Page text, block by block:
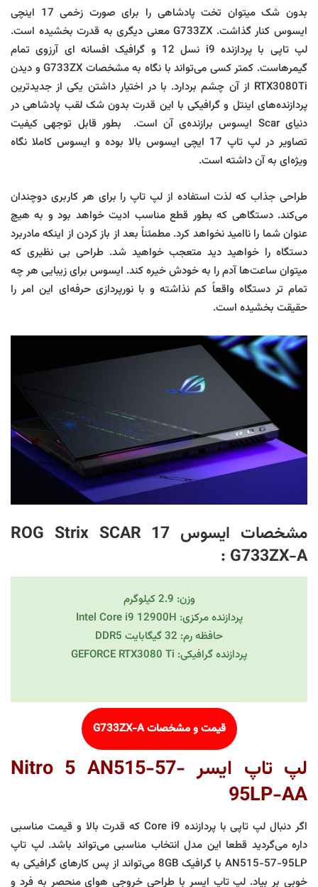
بدون شک میتوان تخت پادشاهی را برای صورت زخمی 17 اینچی
ایسوس کنار گذاشت. G733ZX معنی دیگری به قدرت بخشیده است.
لپ تاپی با پردازنده i9 نسل 12 و گرافیک افسانه ای آرزوی تمام
گیمرهاست. کمتر کسی می‌تواند با نگاه به مشخصات G733ZX و دیدن
RTX3080Ti از آن چشم بردارد. با در اختیار داشتن یکی از جدیدترین
پردازنده‌های اینتل و گرافیکی با این قدرت بدون شک لقب پادشاهی در
دنیای Scar ایسوس برازنده‌ی آن است. بطور قابل توجهی کیفیت
تصاویر در لپ تاپ 17 ایچی ایسوس بالا بوده و ایسوس کاملا نگاه
ویژه‌ای به آن داشته است.
طراحی جذاب که لذت استفاده از لپ تاپ را برای هر کاربری دوچندان
می‌کند. دستگاهی که بطور قطع مناسب ادیت خواهد بود و به هیچ
عنوان شما را ناامید نخواهد کرد. مطمئناً بعد از باز کردن از اینکه مادربرد
دستگاه را خواهید دید متعجب خواهید شد. طراحی بی نظیری که
میتوان ساعت‌ها آدم را به خودش خیره کند. ایسوس برای زیبایی هر چه
تمام تر دستگاه واقعاً کم نذاشته و با نورپردازی حرفه‌ای این امر را
حقیقت بخشیده است.
مشخصات ایسوس ROG Strix SCAR 17
G733ZX-A
:
وزن: 2.9 کیلوگرم
پردازنده مرکزی: Intel Core i9 12900H
حافظه رم: 32 گیگابایت DDR5
پردازنده گرافیکی: GEFORCE RTX3080 Ti
قیمت و مشخصات G733ZX-A
لپ تاپ ایسر Nitro 5 AN515-57-
95LP-AA
اگر دنبال لپ تاپی با پردازنده Core i9 که قدرت بالا و قیمت مناسبی
داره می‌گردید قطعا این مدل انتخاب مناسبی می‌تواند باشد. لپ تاپ
AN515-57-95LP با گرافیک 8GB می‌تواند از پس کارهای گرافیکی به
خوبی بر بیاد. لپ تاپ ایسر با طراحی خروجی هوای منحصر به فرد و